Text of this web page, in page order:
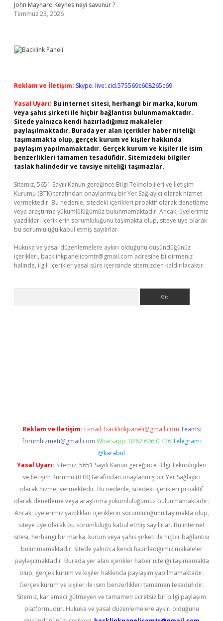
John Maynard Keynes neyi savunur ?
Temmuz 23, 2026
Reklam ve İletişim: Skype: live:.cid.575569c608265c69
Yasal Uyarı: Bu internet sitesi, herhangi bir marka, kurum
veya şahıs şirketi ile hiçbir bağlantısı bulunmamaktadır.
Sitede yalnızca kendi hazırladığımız makaleler
paylaşılmaktadır. Burada yer alan içerikler haber niteliği
taşımamakta olup, gerçek kurum ve kişiler hakkında
paylaşım yapılmamaktadır. Gerçek kurum ve kişiler ile isim
benzerlikleri tamamen tesadüfidir. Sitemizdeki bilgiler
taslak halindedir ve tavsiye niteliği taşımazlar.
Sitemiz, 5651 Sayılı Kanun gereğince Bilgi Teknolojileri ve İletişim
Kurumu (BTK) tarafından onaylanmış bir Yer Sağlayıcı olarak hizmet
vermektedir. Bu nedenle, sitedeki içerikleri proaktif olarak denetleme
veya araştırma yükümlülüğümüz bulunmamaktadır. Ancak, üyelerimiz
yazdıkları içeriklerin sorumluluğunu taşımakta olup, siteye üye olarak
bu sorumluluğu kabul etmiş sayılırlar.
Hukuka ve yasal düzenlemelere aykırı olduğunu düşündüğünüz
içerikleri, backlinkpanelicomtr@gmail.com adresine bildirmeniz
halinde, ilgili içerikler yasal süre içerisinde sitemizden kaldırılacaktır.
Reklam ve İletişim: E-mail: backlinkpaneli@gmail.com Teams:
forumhizmeti@gmail.com Whatsapp: 0262 606 0 726 Telegram:
@karabul
Yasal Uyarı: Sitemiz, 5651 Sayılı Kanun gereğince Bilgi Teknolojileri
ve İletişim Kurumu (BTK) tarafından onaylanmış bir Yer Sağlayıcı
olarak hizmet vermektedir. Bu nedenle, sitedeki içerikleri proaktif
olarak denetleme veya araştırma yükümlülüğümüz bulunmamaktadır.
Ancak, üyelerimiz yazdıkları içeriklerin sorumluluğunu taşımakta olup,
siteye üye olarak bu sorumluluğu kabul etmiş sayılırlar. Bu internet
sitesi, herhangi bir marka, kurum veya şahıs şirketi ile hiçbir bağlantısı
bulunmamaktadır. Sitede yalnızca kendi hazırladığımız makaleler
paylaşılmaktadır. Burada yer alan içerikler haber niteliği taşımamakta
olup, gerçek kurum ve kişiler hakkında paylaşım yapılmamaktadır.
Gerçek kurum ve kişiler ile isim benzerlikleri tamamen tesadüfidir.
Sitemiz, kar amacı gütmeyen ve tamamen ücretsiz bir bilgi paylaşım
platformudur. Hukuka ve yasal düzenlemelere aykırı olduğunu